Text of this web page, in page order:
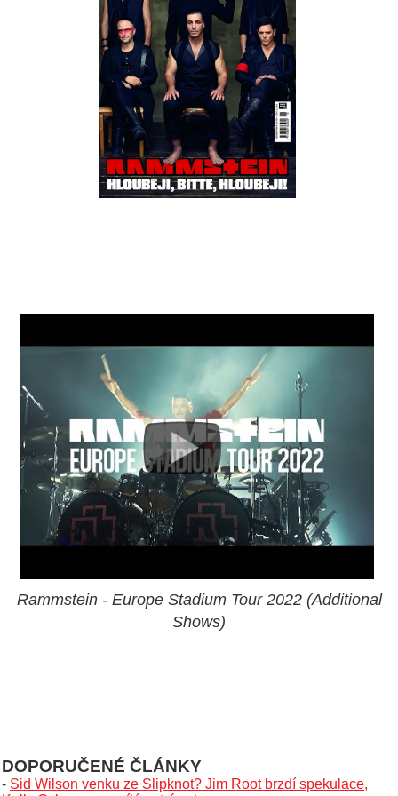
Rammstein - Europe Stadium Tour 2022 (Additional
Shows)
DOPORUČENÉ ČLÁNKY
- Sid Wilson venku ze Slipknot? Jim Root brzdí spekulace,